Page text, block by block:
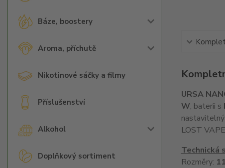
Báze, boostery
Aroma, příchutě
Nikotinové sáčky a filmy
Příslušenství
Alkohol
Doplňkový sortiment
URSA
W, baterii s
LOST
Technická
Rozměry: